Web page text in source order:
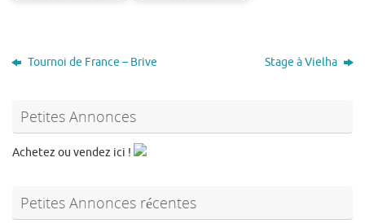
Tournoi de France – Brive Stage à Vielha
Petites Annonces
Achetez ou vendez ici !
Petites Annonces récentes